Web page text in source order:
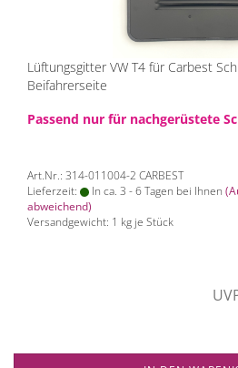
Lüftungsgitter VW T4 für Carbest
Beifahrerseite
Passend nur für nachgerüstete
Art.Nr.: 314-011004-2 CARBEST
Lieferzeit:
In ca. 3 - 6 Tagen bei Ihnen
abweichend)
Versandgewicht: 1 kg je Stück